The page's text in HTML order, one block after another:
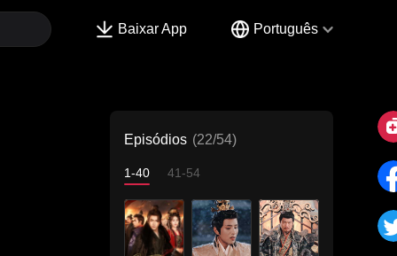
Baixar App Português
Episódios (22/54)
1-40 41-54